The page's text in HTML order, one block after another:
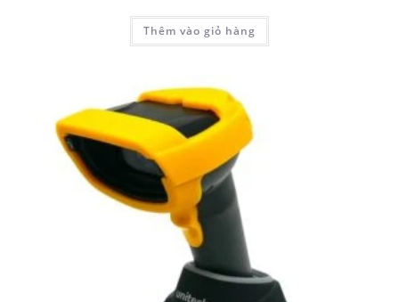
Thêm vào giỏ hàng